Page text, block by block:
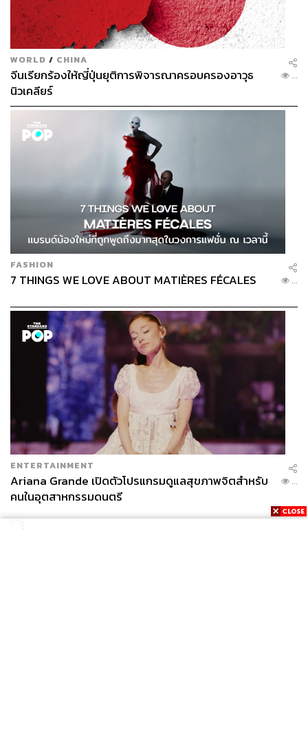
WORLD / CHINA
จีนเรียกร้องให้ญี่ปุ่นยุติการพิจารณาครอบครองอาวุธ
นิวเคลียร์
...
FASHION
7 THINGS WE LOVE ABOUT MATIÈRES FÉCALES ...
ENTERTAINMENT
Ariana Grande เปิดตัวโปรแกรมดูแลสุขภาพจิตสำหรับ
คนในอุตสาหกรรมดนตรี
...